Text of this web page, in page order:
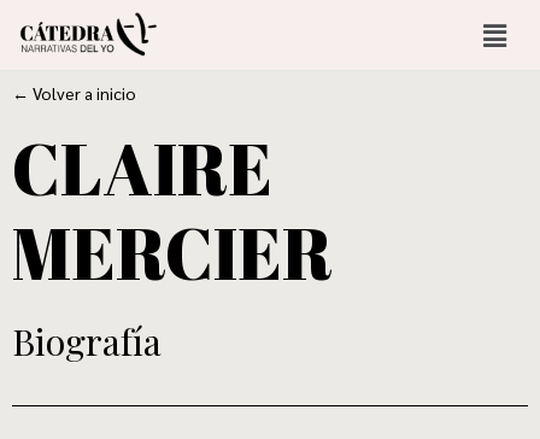
← Volver a inicio
CLAIRE
MERCIER
Biografía